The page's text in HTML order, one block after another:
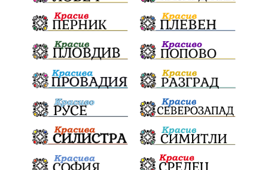
ПТП Сливен КварталРечица Данъци
ПътнаИнфраструктура Асфалт
БрашноСтоименов ИстинскиХляб
БългарскоКачество Запис
ПолитическоЗадкулисие Микродрон
КомарДрон КитайскаТехнология